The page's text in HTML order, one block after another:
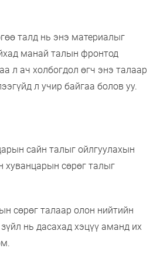
талд нь энэ материалыг
манай талын фронтод
л ач холбогдол өгч энэ талаар
л учир байгаа болов уу.
сайн талыг ойлгуулахын
хуванцарын сөрөг талыг
сөрөг талаар олон нийтийн
нь дасахад хэцүү аманд их